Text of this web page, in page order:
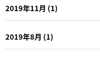
2019年11月 (1)
2019年8月 (1)